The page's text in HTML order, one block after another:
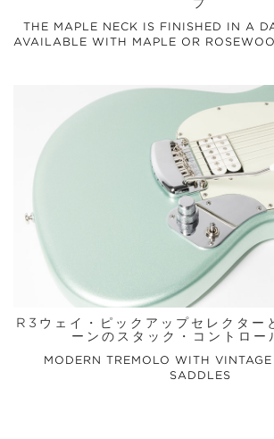
THE MAPLE NECK IS FINISHED IN A
AVAILABLE WITH MAPLE OR
R3ウェイ・ピックアップセレクター
ーンのスタック・コントロー
MODERN TREMOLO WITH VINTAGE
SADDLES